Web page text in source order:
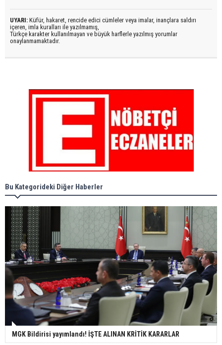
UYARI: Küfür, hakaret, rencide edici cümleler veya imalar, inançlara saldırı
içeren, imla kuralları ile yazılmamış,
Türkçe karakter kullanılmayan ve büyük harflerle yazılmış yorumlar
onaylanmamaktadır.
Bu Kategorideki Diğer Haberler
MGK Bildirisi yayımlandı! İŞTE ALINAN KRİTİK KARARLAR